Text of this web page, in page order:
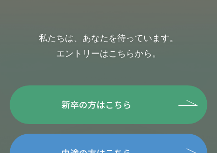
私たちは、あなたを待っています。
エントリーはこちらから。
新卒の方はこちら